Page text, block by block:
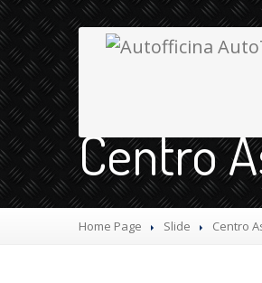
Centro
Home Page Slide Centro